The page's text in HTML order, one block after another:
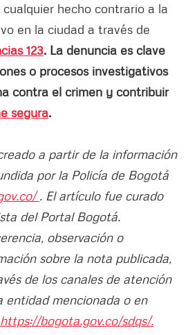
hecho contrario a la
en la ciudad a través de
123. La denuncia es clave
o procesos investigativos
contra el crimen y contribuir
segura.
a partir de la información
por la Policía de Bogotá
. El artículo fue curado
del Portal Bogotá.
observación o
sobre la nota publicada,
de los canales de atención
entidad mencionada o en
https://bogota.gov.co/sdqs/.